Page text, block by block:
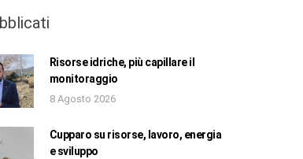
Risorse idriche, più capillare il
monitoraggio
8 Agosto 2026
Cupparo su risorse, lavoro, energia
e sviluppo